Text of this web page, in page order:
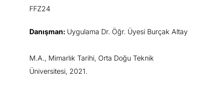
FFZ24
Danışman: Uygulama Dr. Öğr. Üyesi Burçak Altay
M.A., Mimarlık Tarihi, Orta Doğu Teknik
Üniversitesi, 2021.